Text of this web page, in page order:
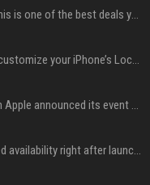
New AirPods are coming, but this is one of the best deals yet on AirPods Pro 3
iOS 27 adds four new ways to customize your iPhone’s Lock Screen
iPhone 18 Pro event date: When Apple announced its event over the last six years
iPhone 18 Pro could have limited availability right after launch: report